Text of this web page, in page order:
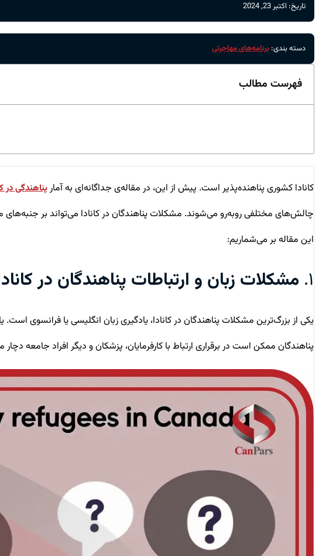
تاریخ: اکتبر 23, 2024
دسته بندی: برنامه‌های مهاجرتی
فهرست مطالب
کانادا کشوری پناهنده‌پذیر است. پیش از این، در مقاله‌ی جداگانه‌ای به آمارپناهندگی در
چالش‌های مختلفی روبه‌رو می‌شوند. مشکلات پناهندگان در کانادا می‌تواند بر جنبه‌های
این مقاله بر می‌شماریم:
۱. مشکلات زبان و ارتباطات پناهندگان در
یکی از بزرگ‌ترین مشکلات پناهندگان در کانادا، یادگیری زبان انگلیسی یا فرانسوی
پناهندگان ممکن است در برقراری ارتباط با کارفرمایان، پزشکان و دیگر افراد جامعه